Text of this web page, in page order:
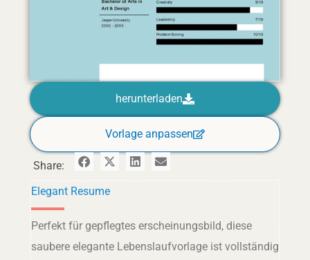
herunterladen
Vorlage anpassen
Share:
Elegant Resume
Perfekt für gepflegtes erscheinungsbild, diese
saubere elegante Lebenslaufvorlage ist vollständig